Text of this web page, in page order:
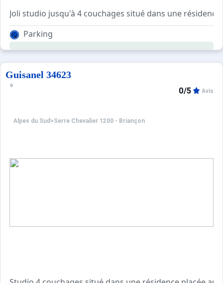
Joli studio jusqu'à 4 couchages situé dans une
Il se compose d'un coin cuisine très bien équipé, d'une
Parking à l'extérieur de la résidence.
Vue sur le mont Prorel.
Parking
Guisanel 34623
Alpes du Sud >Serre Chevalier 1200 - Briançon
0/5 Avis